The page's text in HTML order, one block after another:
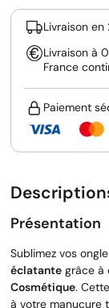
Livraison
Livraison à
France
Paiement
Présentation
Sublimez vos
éclatante grâce à
Cosmétique.
à votre manucure